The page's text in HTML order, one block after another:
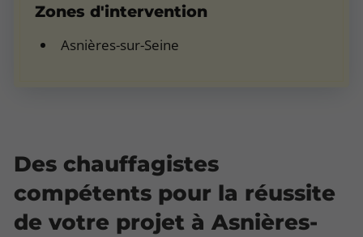
Zones d'intervention
Asnières-sur-Seine
Des chauffagistes
compétents pour la réussite
de votre projet à Asnières-